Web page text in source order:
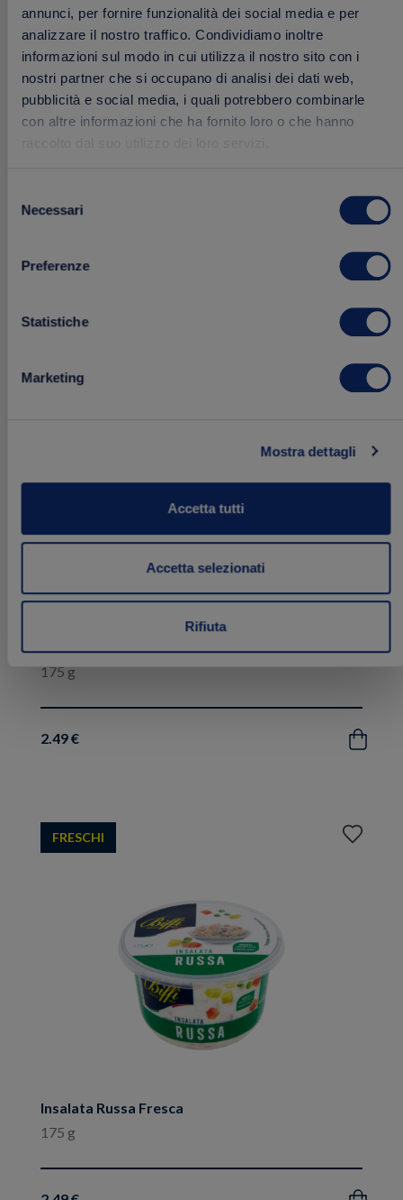
annunci, per fornire funzionalità dei social media e per
analizzare il nostro traffico. Condividiamo inoltre
informazioni sul modo in cui utilizza il nostro sito con i
nostri partner che si occupano di analisi dei dati web,
pubblicità e social media, i quali potrebbero combinarle
con altre informazioni che ha fornito loro o che hanno
delNecessari
Preferenze
Statistiche
Marketing
Mostra dettagli
Accetta tutti
Accetta selezionati
Rifiuta
150 g
Acquista
Insalata Capricciosa Fresca
175 g
2.49 € Acquista
FRESCHI
Aggiungi
ai
Insalata Russa Fresca
175 g
FRESCHI
Aggiungi